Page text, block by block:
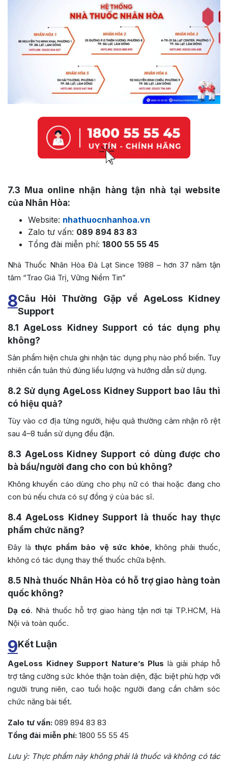
7.3 Mua online nhận hàng tận nhà tại website
của Nhân Hòa:
Website: nhathuocnhanhoa.vn
Zalo tư vấn: 089 894 83 83
Tổng đài miễn phí: 1800 55 55 45
Nhà Thuốc Nhân Hòa Đà Lạt Since 1988 – hơn 37 năm tận
tâm “Trao Giá Trị, Vững Niềm Tin”
8Câu Hỏi Thường Gặp về AgeLoss Kidney
Support
8.1
AgeLoss Kidney Support có tác dụng phụ
không?
Sản phẩm hiện chưa ghi nhận tác dụng phụ nào phổ biến. Tuy
nhiên cần tuân thủ đúng liều lượng và hướng dẫn sử dụng.
8.2 Sử dụng AgeLoss Kidney Support bao lâu thì
có hiệu quả?
Tùy vào cơ địa từng người, hiệu quả thường cảm nhận rõ rệt
sau 4–8 tuần sử dụng đều đặn.
8.3 AgeLoss Kidney Support có dùng được cho
bà bầu/người đang cho con bú không?
Không khuyến cáo dùng cho phụ nữ có thai hoặc đang cho
con bú nếu chưa có sự đồng ý của bác sĩ.
8.4 AgeLoss Kidney Support là thuốc hay thực
phẩm chức năng?
Đây là thực phẩm bảo vệ sức khỏe, không phải thuốc,
không có tác dụng thay thế thuốc chữa bệnh.
8.5 Nhà thuốc Nhân Hòa có hỗ trợ giao hàng toàn
quốc không?
Dạ có. Nhà thuốc hỗ trợ giao hàng tận nơi tại TP.HCM, Hà
Nội và toàn quốc.
9Kết Luận
AgeLoss Kidney Support Nature’s Plus là giải pháp hỗ
trợ tăng cường sức khỏe thận toàn diện, đặc biệt phù hợp với
người trung niên, cao tuổi hoặc người đang cần chăm sóc
chức năng bài tiết.
Zalo tư vấn: 089 894 83 83
Tổng đài miễn phí: 1800 55 55 45
Lưu ý: Thực phẩm này không phải là thuốc và không có tác